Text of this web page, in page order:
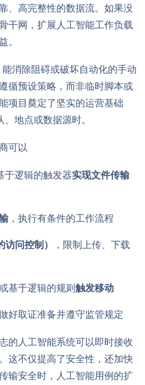
、高完整性的数据流。如果没
干网，扩展人工智能工作负载
。
能消除阻碍或破坏自动化的手动
循预设策略，而非临时脚本或
项目奠定了坚实的运营基础
地点或数据源时。
可以
于逻辑的触发器实现文件传输
，执行有条件的工作流程
访问控制）
，限制上传、下载
基于逻辑的规则 触发移动
好取证准备并遵守监管规定
的人工智能系统可以即时接收
这不仅提高了安全性，还加快
输安全时，人工智能用例的扩